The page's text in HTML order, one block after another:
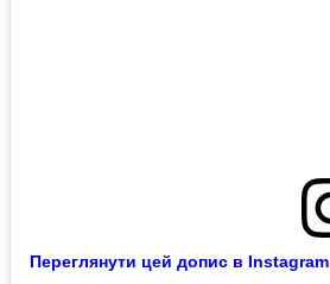
Переглянути цей допис в Instagram